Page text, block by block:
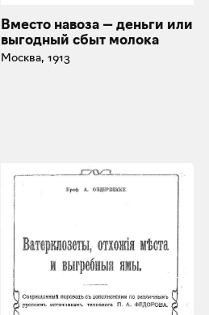
Вместо навоза — деньги или
выгодный сбыт молока
Москва, 1913